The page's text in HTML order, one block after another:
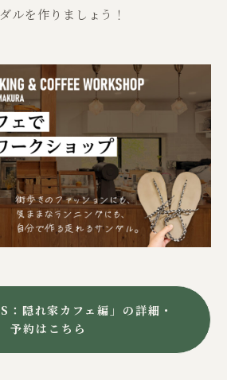
ルを作りましょう！
：隠れ家カフェ編」の詳細・
予約はこちら